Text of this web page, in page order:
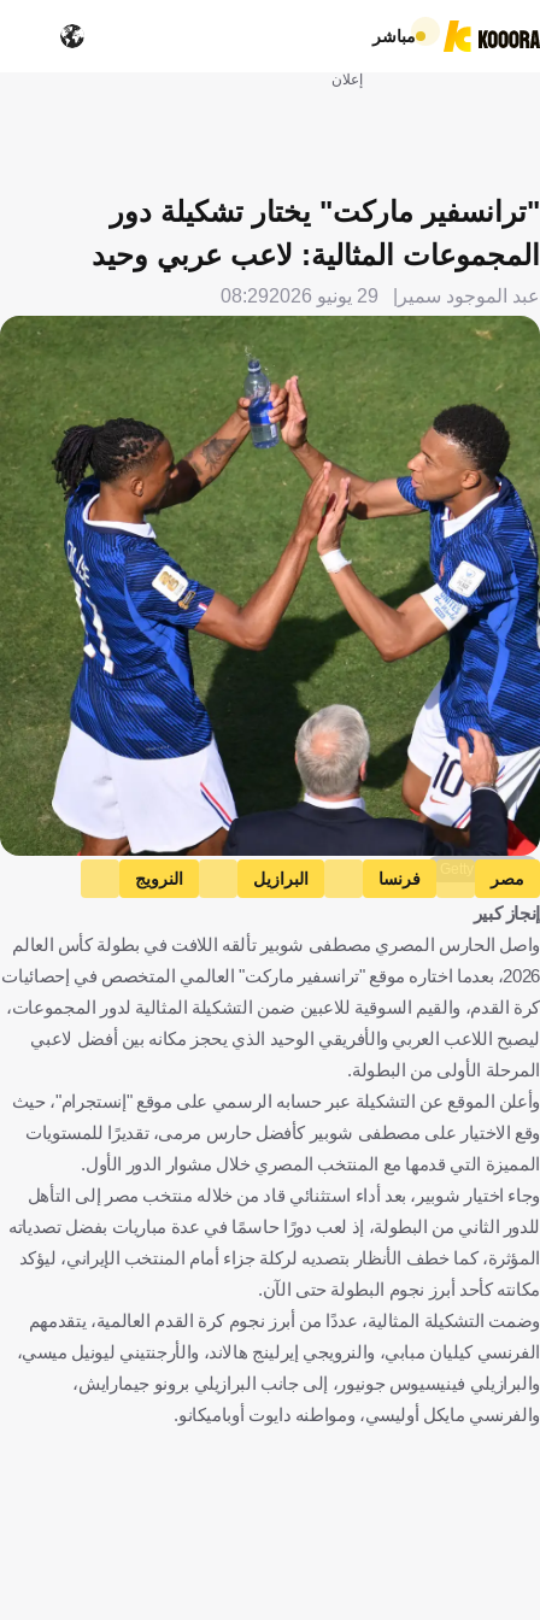
مباشر
إعلان
"ترانسفير ماركت" يختار تشكيلة دور
المجموعات المثالية: لاعب عربي وحيد
عبد الموجود سمير 29 يونيو 2026 08:29
مصر فرنسا البرازيل
النرويج
الأرجنتين
فينيسيوس جونيور
كيليان مبابي إرلينج هالاند
برونو جيمارايش
مصر فرنسا
الأرجنتين
كرة قدم
إنجاز كبير
واصل الحارس المصري مصطفى شوبير تألقه اللافت في بطولة كأس العالم
2026، بعدما اختاره موقع "ترانسفير ماركت" العالمي المتخصص في إحصائيات
كرة القدم، والقيم السوقية للاعبين ضمن التشكيلة المثالية لدور المجموعات،
ليصبح اللاعب العربي والأفريقي الوحيد الذي يحجز مكانه بين أفضل لاعبي
المرحلة الأولى من البطولة.
وأعلن الموقع عن التشكيلة عبر حسابه الرسمي على موقع "إنستجرام"، حيث
وقع الاختيار على مصطفى شوبير كأفضل حارس مرمى، تقديرًا للمستويات
المميزة التي قدمها مع المنتخب المصري خلال مشوار الدور الأول.
وجاء اختيار شوبير، بعد أداء استثنائي قاد من خلاله منتخب مصر إلى التأهل
للدور الثاني من البطولة، إذ لعب دورًا حاسمًا في عدة مباريات بفضل تصدياته
المؤثرة، كما خطف الأنظار بتصديه لركلة جزاء أمام المنتخب الإيراني، ليؤكد
مكانته كأحد أبرز نجوم البطولة حتى الآن.
وضمت التشكيلة المثالية، عددًا من أبرز نجوم كرة القدم العالمية، يتقدمهم
الفرنسي كيليان مبابي، والنرويجي إيرلينج هالاند، والأرجنتيني ليونيل ميسي،
والبرازيلي فينيسيوس جونيور، إلى جانب البرازيلي برونو جيمارايش،
والفرنسي مايكل أوليسي، ومواطنه دايوت أوباميكانو.